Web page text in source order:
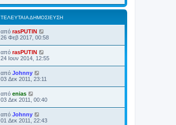
ΤΕΛΕΥΤΑΊΑ ΔΗΜΟΣΊΕΥΣΗ
από rasPUTIN
26 Φεβ 2017, 00:58
από rasPUTIN
24 Ιουν 2014, 12:55
από Johnny
03 Δεκ 2011, 23:11
από enias
03 Δεκ 2011, 00:40
από Johnny
01 Δεκ 2011, 22:43